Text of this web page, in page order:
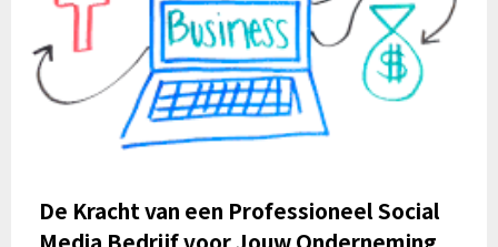
De Kracht van een Professioneel Social
Media Bedrijf voor Jouw Onderneming